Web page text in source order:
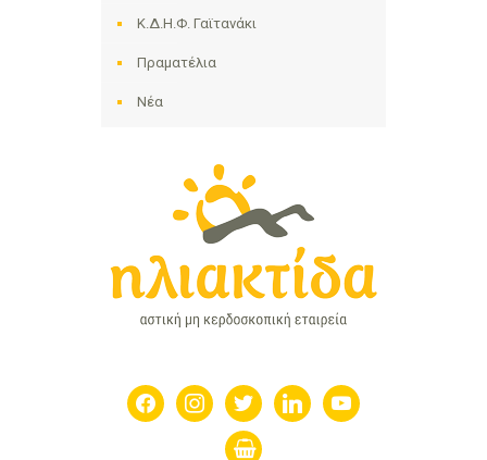
Κ.Δ.Η.Φ. Γαϊτανάκι
Πραματέλια
Νέα
facebookinstagramtwitter linkedin youtube
shopping-